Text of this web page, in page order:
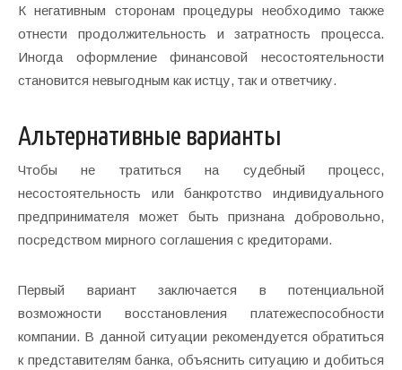
К негативным сторонам процедуры необходимо также
отнести продолжительность и затратность процесса.
Иногда оформление финансовой несостоятельности
становится невыгодным как истцу, так и ответчику.
Альтернативные варианты
Чтобы не тратиться на судебный процесс,
несостоятельность или банкротство индивидуального
предпринимателя может быть признана добровольно,
посредством мирного соглашения с кредиторами.
Первый вариант заключается в потенциальной
возможности восстановления платежеспособности
компании. В данной ситуации рекомендуется обратиться
к представителям банка, объяснить ситуацию и добиться